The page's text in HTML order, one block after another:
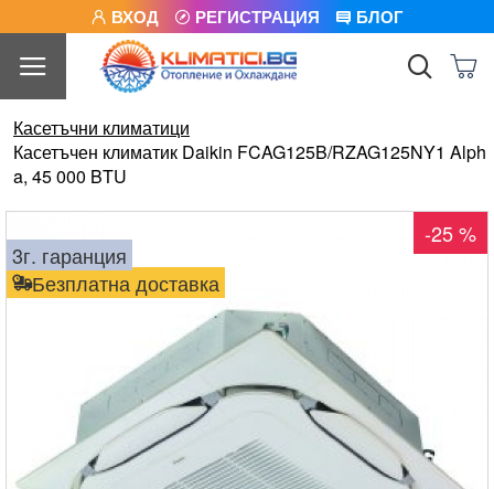
ВХОД РЕГИСТРАЦИЯ БЛОГ
Касетъчни климатици
Касетъчен климатик Daikin FCAG125B/RZAG125NY1 Alph
a, 45 000 BTU
Безплатна доставка
3г. гаранция
-25 %